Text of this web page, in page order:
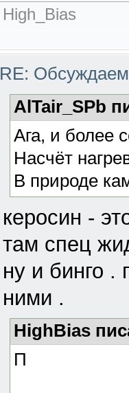
High_Bias
RE:
AlTair_SPb
Ага, и более
Насчёт
В природе
керосин -
там спец
ну и бинго .
ними .
HighBias
П